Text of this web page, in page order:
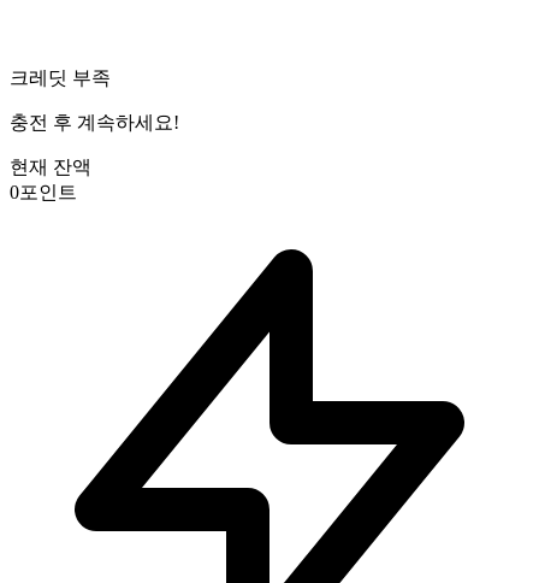
크레딧 부족
충전 후 계속하세요!
현재 잔액
0포인트